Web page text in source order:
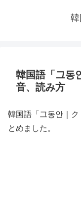
韓国語「그동
音、読み方
韓国語「그동안｜
とめました。